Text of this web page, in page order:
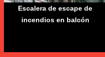
Escalera de escape de
incendios en balcón